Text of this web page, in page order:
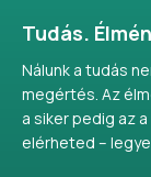
Tudás.
Nálunk a tudás
megértés. Az
a siker pedig az
elérheted –